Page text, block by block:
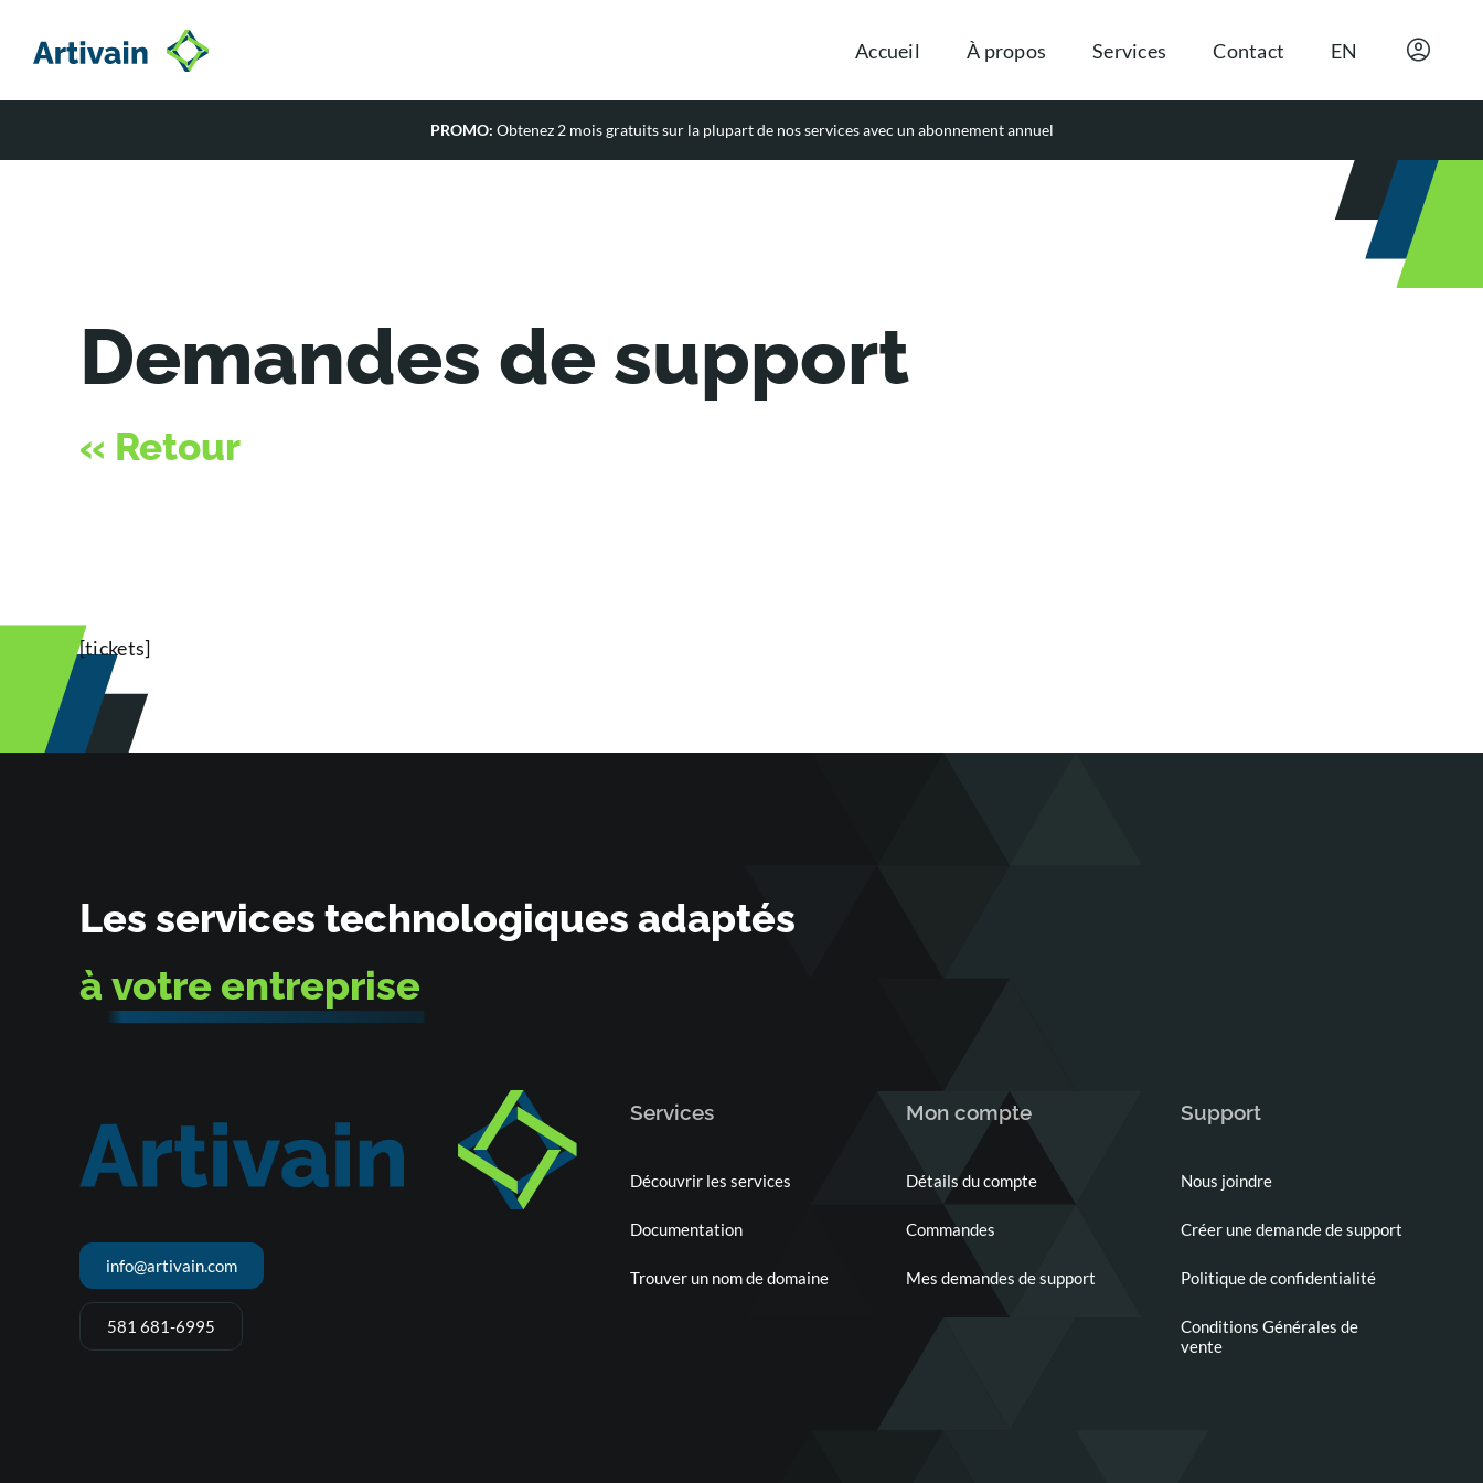
Accueil À propos Services Contact EN
PROMO: Obtenez 2 mois gratuits sur la plupart de nos services avec un abonnement annuel
Demandes de support
« Retour
[tickets]
Les services technologiques adaptés
à votre entreprise
info@artivain.com
581 681-6995
Services
Découvrir les services
Documentation
Trouver un nom de domaine
Mon compte
Détails du compte
Commandes
Mes demandes de support
Support
Nous joindre
Créer une demande de support
Politique de confidentialité
Conditions Générales de
vente